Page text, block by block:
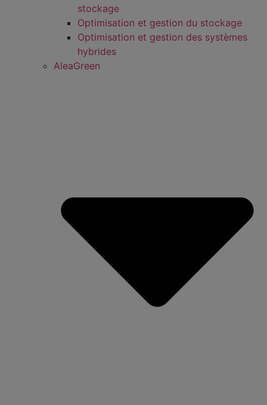
stockage
Optimisation et gestion du stockage
Optimisation et gestion des systèmes
hybrides
AleaGreen